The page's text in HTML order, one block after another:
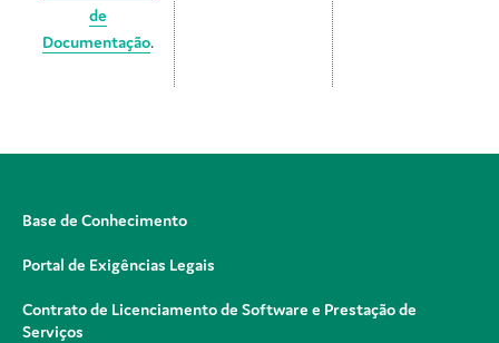
de
Documentação.
Base de Conhecimento
Portal de Exigências Legais
Contrato de Licenciamento de Software e Prestação de
Serviços